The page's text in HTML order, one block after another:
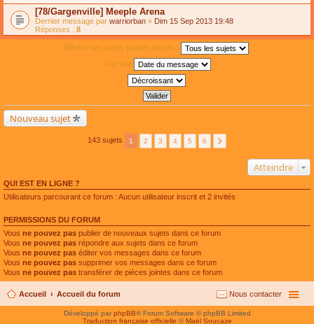
[78/Gargenville] Meeple Arena
Dernier message par warriorban « Dim 15 Sep 2013 19:48
Réponses : 8
Afficher les sujets publiés depuis :
Trier par
Nouveau sujet
143 sujets 1 2 3 4 5 6
Atteindre
QUI EST EN LIGNE ?
Utilisateurs parcourant ce forum : Aucun utilisateur inscrit et 2 invités
PERMISSIONS DU FORUM
Vous ne pouvez pas publier de nouveaux sujets dans ce forum
Vous ne pouvez pas répondre aux sujets dans ce forum
Vous ne pouvez pas éditer vos messages dans ce forum
Vous ne pouvez pas supprimer vos messages dans ce forum
Vous ne pouvez pas transférer de pièces jointes dans ce forum
Accueil Accueil du forum Nous contacter
Développé parphpBB® Forum Software © phpBB Limited
Traduction française officielle © Maël Soucaze